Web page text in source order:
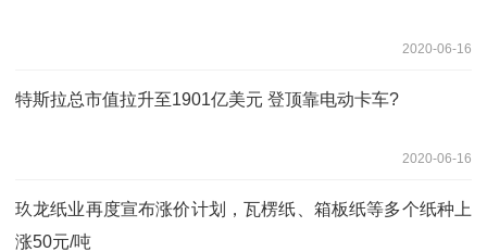
2020-06-16
特斯拉总市值拉升至1901亿美元 登顶靠电动卡车?
2020-06-16
玖龙纸业再度宣布涨价计划，瓦楞纸、箱板纸等多个纸种上
涨50元/吨